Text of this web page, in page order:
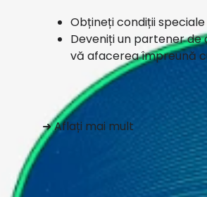
Obțineți condiții
Deveniți un partener
vă afacerea împreună
➜ Aflați mai mult